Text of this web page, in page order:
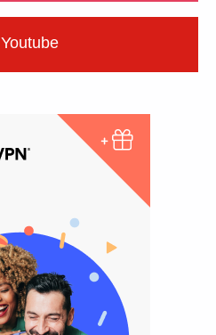
Youtube